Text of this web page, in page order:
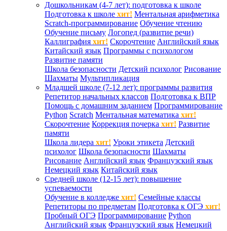
Дошкольникам (4-7 лет): подготовка к школе
Подготовка к школе хит! Ментальная арифметика
Scratch-программирование Обучение чтению
Обучение письму Логопед (развитие речи)
Каллиграфия хит! Скорочтение Английский язык
Китайский язык Программы с психологом
Развитие памяти
Школа безопасности Детский психолог Рисование
Шахматы Мультипликация
Младшей школе (7-12 лет): программы развития
Репетитор начальных классов Подготовка к ВПР
Помощь с домашним заданием Программирование
Python Scratch Ментальная математика хит!
Скорочтение Коррекция почерка хит! Развитие
памяти
Школа лидера хит! Уроки этикета Детский
психолог Школа безопасности Шахматы
Рисование Английский язык Французский язык
Немецкий язык Китайский язык
Средней школе (12-15 лет): повышение
успеваемости
Обучение в колледже хит! Семейные классы
Репетиторы по предметам Подготовка к ОГЭ хит!
Пробный ОГЭ Программирование Python
Английский язык Французский язык Немецкий